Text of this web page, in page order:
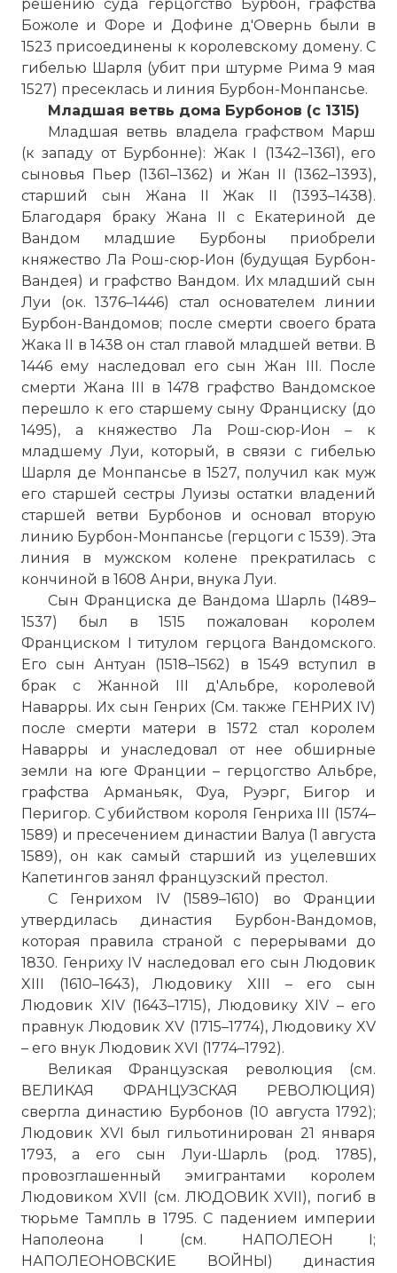
решению суда герцогство Бурбон, графства
Божоле и Форе и Дофине д'Овернь были в
1523 присоединены к королевскому домену. С
гибелью Шарля (убит при штурме Рима 9 мая
1527) пресеклась и линия Бурбон-Монпансье.
Младшая ветвь дома Бурбонов (с 1315)
Младшая ветвь владела графством Марш
(к западу от Бурбонне): Жак I (1342–1361), его
сыновья Пьер (1361–1362) и Жан II (1362–1393),
старший сын Жана II Жак II (1393–1438).
Благодаря браку Жана II с Екатериной де
Вандом младшие Бурбоны приобрели
княжество Ла Рош-сюр-Ион (будущая Бурбон-
Вандея) и графство Вандом. Их младший сын
Луи (ок. 1376–1446) стал основателем линии
Бурбон-Вандомов; после смерти своего брата
Жака II в 1438 он стал главой младшей ветви. В
1446 ему наследовал его сын Жан III. После
смерти Жана III в 1478 графство Вандомское
перешло к его старшему сыну Франциску (до
1495), а княжество Ла Рош-сюр-Ион – к
младшему Луи, который, в связи с гибелью
Шарля де Монпансье в 1527, получил как муж
его старшей сестры Луизы остатки владений
старшей ветви Бурбонов и основал вторую
линию Бурбон-Монпансье (герцоги с 1539). Эта
линия в мужском колене прекратилась с
кончиной в 1608 Анри, внука Луи.
Сын Франциска де Вандома Шарль (1489–
1537) был в 1515 пожалован королем
Франциском I титулом герцога Вандомского.
Его сын Антуан (1518–1562) в 1549 вступил в
брак с Жанной III д'Альбре, королевой
Наварры. Их сын Генрих (См. также ГЕНРИХ IV)
после смерти матери в 1572 стал королем
Наварры и унаследовал от нее обширные
земли на юге Франции – герцогство Альбре,
графства Арманьяк, Фуа, Руэрг, Бигор и
Перигор. С убийством короля Генриха III (1574–
1589) и пресечением династии Валуа (1 августа
1589), он как самый старший из уцелевших
Капетингов занял французский престол.
С Генрихом IV (1589–1610) во Франции
утвердилась династия Бурбон-Вандомов,
которая правила страной с перерывами до
1830. Генриху IV наследовал его сын Людовик
XIII (1610–1643), Людовику XIII – его сын
Людовик XIV (1643–1715), Людовику XIV – его
правнук Людовик XV (1715–1774), Людовику XV
– его внук Людовик XVI (1774–1792).
Великая Французская революция (см.
ВЕЛИКАЯ ФРАНЦУЗСКАЯ РЕВОЛЮЦИЯ)
свергла династию Бурбонов (10 августа 1792);
Людовик XVI был гильотинирован 21 января
1793, а его сын Луи-Шарль (род. 1785),
провозглашенный эмигрантами королем
Людовиком XVII (см. ЛЮДОВИК XVII), погиб в
тюрьме Тампль в 1795. С падением империи
Наполеона I (см. НАПОЛЕОН I;
НАПОЛЕОНОВСКИЕ ВОЙНЫ) династия